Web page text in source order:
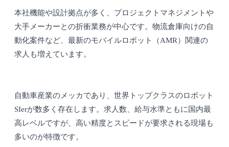
本社機能や設計拠点が多く、プロジェクトマネジメントや
大手メーカーとの折衝業務が中心です。物流倉庫向けの自
動化案件など、最新のモバイルロボット（AMR）関連の
求人も増えています。
自動車産業のメッカであり、世界トップクラスのロボット
SIerが数多く存在します。求人数、給与水準ともに国内最
高レベルですが、高い精度とスピードが要求される現場も
多いのが特徴です。